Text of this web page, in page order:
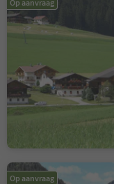
Op aanvraag
Op aanvraag